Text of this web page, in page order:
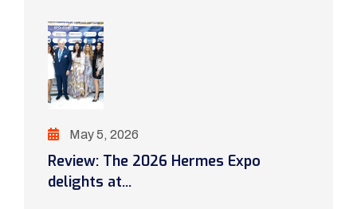
May 5, 2026
Review: The 2026 Hermes Expo
delights at...